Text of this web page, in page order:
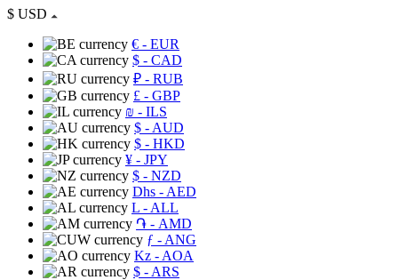
$ USD
€ - EUR
$ - CAD
₽ - RUB
£ - GBP
₪ - ILS
$ - AUD
$ - HKD
¥ - JPY
$ - NZD
Dhs - AED
L - ALL
֏ - AMD
ƒ - ANG
Kz - AOA
$ - ARS